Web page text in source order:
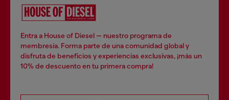
Entra a House of Diesel — nuestro programa de
membresía. Forma parte de una comunidad global y
disfruta de beneficios y experiencias exclusivas, ¡más un
10% de descuento en tu primera compra!